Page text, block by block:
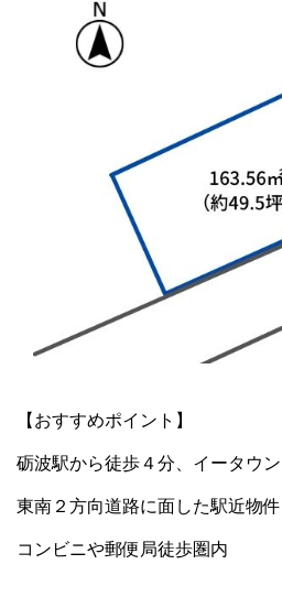
【おすすめポイント】
砺波駅から徒歩４分、イータウ
東南２方向道路に面した駅近物件
コンビニや郵便局徒歩圏内